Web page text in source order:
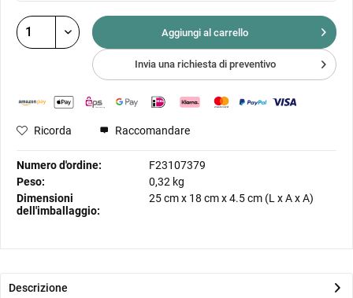
Aggiungi al carrello
Invia una richiesta di preventivo
Ricorda Raccomandare
Numero d'ordine:
F23107379
Peso:
0,32 kg
Dimensioni
dell'imballaggio:
25 cmx 18 cmx4.5 cm (L x A x A)
Descrizione